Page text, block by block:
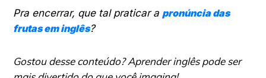
Pra encerrar, que tal praticar a pronúncia das
frutas em inglês?
Gostou desse conteúdo? Aprender inglês pode ser